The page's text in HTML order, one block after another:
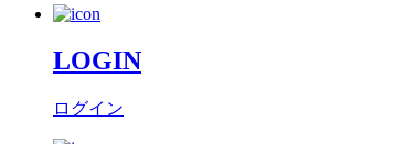
LOGIN
ログイン